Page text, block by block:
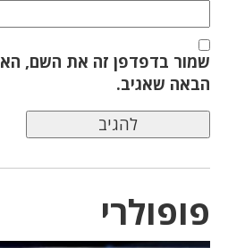
שמור בדפדפן זה את השם,
הבאה שאגיב.
פופולרי